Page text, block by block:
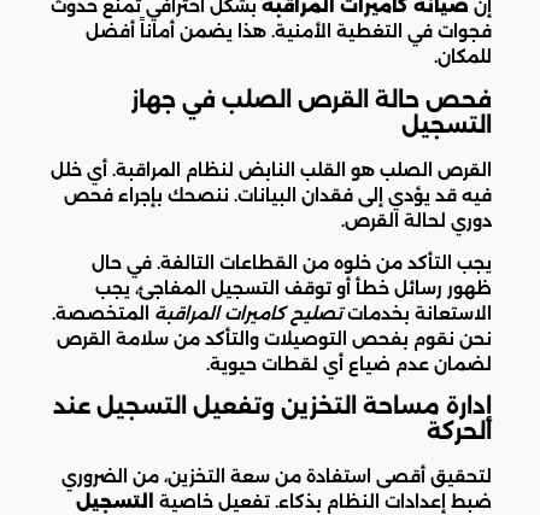
إن صيانة كاميرات المراقبة بشكل احترافي تمنع حدوث
فجوات في التغطية الأمنية. هذا يضمن أماناً أفضل
للمكان.
فحص حالة القرص الصلب في جهاز
التسجيل
القرص الصلب هو القلب النابض لنظام المراقبة. أي خلل
فيه قد يؤدي إلى فقدان البيانات. ننصحك بإجراء فحص
دوري لحالة القرص.
يجب التأكد من خلوه من القطاعات التالفة. في حال
ظهور رسائل خطأ أو توقف التسجيل المفاجئ، يجب
الاستعانة بخدماتتصليح كاميرات المراقبة المتخصصة.
نحن نقوم بفحص التوصيلات والتأكد من سلامة القرص
لضمان عدم ضياع أي لقطات حيوية.
إدارة مساحة التخزين وتفعيل التسجيل عند
الحركة
لتحقيق أقصى استفادة من سعة التخزين، من الضروري
ضبط إعدادات النظام بذكاء. تفعيل خاصية
التسجيل